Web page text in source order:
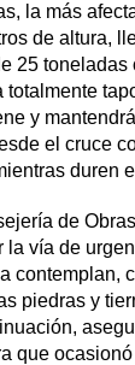
la más
de altura,
25 toneladas
totalmente
y
el cruce
duren
de
la vía de
contemplan,
piedras y
que ocasionó